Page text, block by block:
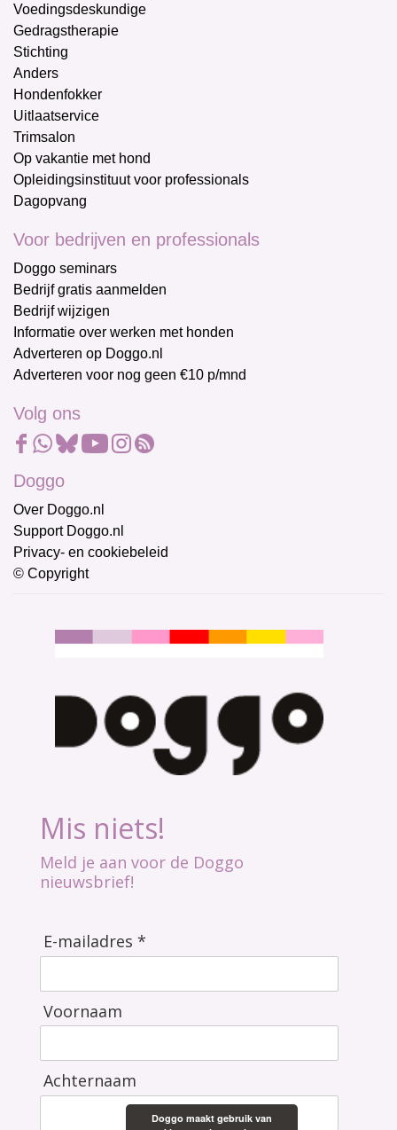
Voedingsdeskundige
Gedragstherapie
Stichting
Anders
Hondenfokker
Uitlaatservice
Trimsalon
Op vakantie met hond
Opleidingsinstituut voor professionals
Dagopvang
Voor bedrijven en professionals
Doggo seminars
Bedrijf gratis aanmelden
Bedrijf wijzigen
Informatie over werken met honden
Adverteren op Doggo.nl
Adverteren voor nog geen €10 p/mnd
Volg ons
Doggo
Over Doggo.nl
Support Doggo.nl
Privacy- en cookiebeleid
© Copyright
Mis niets!
Meld je aan voor de Doggo
nieuwsbrief!
E-mailadres *
Voornaam
Achternaam
Doggo maakt gebruik van